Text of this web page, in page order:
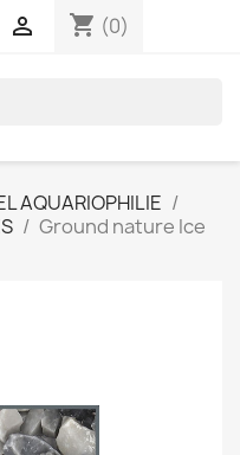
shopping_cart (0)

AQUARIOPHILIE
Ground nature Ice